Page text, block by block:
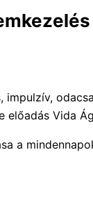
előadás Vida
a